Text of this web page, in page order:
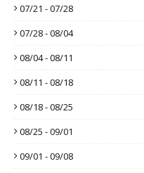
07/21 - 07/28
07/28 - 08/04
08/04 - 08/11
08/11 - 08/18
08/18 - 08/25
08/25 - 09/01
09/01 - 09/08